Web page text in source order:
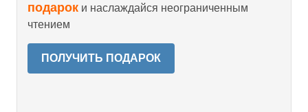
подарок и наслаждайся неограниченным
чтением
ПОЛУЧИТЬ ПОДАРОК